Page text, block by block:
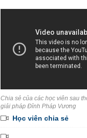
Chia sẻ của các học viên sau
giải pháp Đỉnh Pháp Vương
Học viên chia sẻ